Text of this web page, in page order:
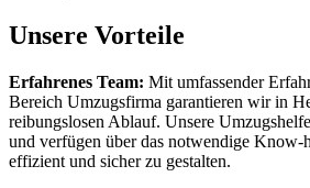
Unsere Vorteile
Erfahrenes Team: Mit umfassender
Bereich Umzugsfirma garantieren wir in
reibungslosen Ablauf. Unsere
und verfügen über das notwendige
effizient und sicher zu gestalten.